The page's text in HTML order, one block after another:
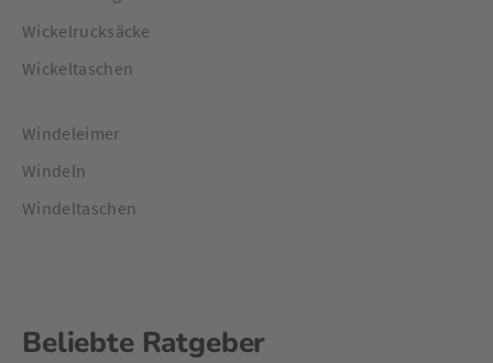
Wickelrucksäcke
Wickeltaschen
Windeleimer
Windeln
Windeltaschen
Beliebte Ratgeber